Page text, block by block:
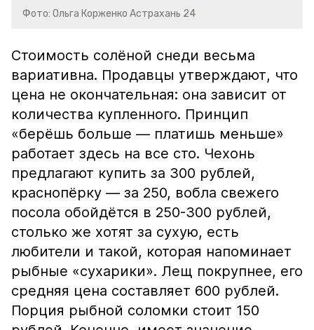
Фото: Ольга Корженко Астрахань 24
Стоимость солёной снеди весьма
вариативна. Продавцы утверждают, что
цена не окончательная: она зависит от
количества купленного. Принцип
«берёшь больше — платишь меньше»
работает здесь на все сто. Чехонь
предлагают купить за 300 рублей,
краснопёрку — за 250, вобла свежего
посола обойдётся в 250-300 рублей,
столько же хотят за сухую, есть
любители и такой, которая напоминает
рыбные «сухарики». Лещ покрупнее, его
средняя цена составляет 600 рублей.
Порция рыбной соломки стоит 150